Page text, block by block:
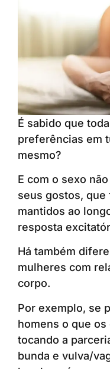
É sabido que
preferências em
mesmo?
E com o sexo
seus gostos, que
mantidos ao
resposta
Há também
mulheres com
corpo.
Por exemplo, se
homens o que
tocando a
bunda e vulva/